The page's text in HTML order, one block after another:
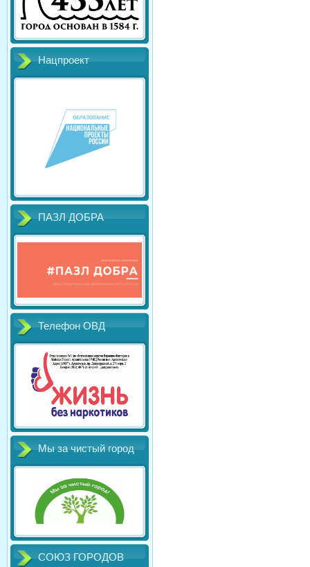
Нацпроект
ПАЗЛ ДОБРА
Телефон ОВД
Мы за чистый город
СОЮЗ ГОРОДОВ